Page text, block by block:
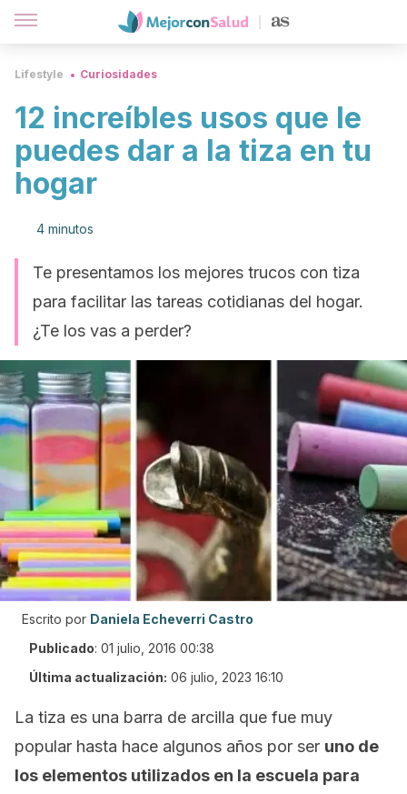
Lifestyle Curiosidades
12 increíbles usos que le
puedes dar a la tiza en tu
hogar
4 minutos
Te presentamos los mejores trucos con tiza
para facilitar las tareas cotidianas del hogar.
¿Te los vas a perder?
Escrito por Daniela Echeverri Castro
Publicado: 01 julio, 2016 00:38
Última actualización: 06 julio, 2023 16:10
La tiza es una barra de arcilla que fue muy
popular hasta hace algunos años por ser uno de
los elementos utilizados en la escuela para